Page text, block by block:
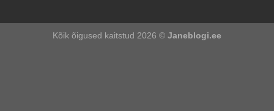
Kõik õigused kaitstud 2026 © Janeblogi.ee